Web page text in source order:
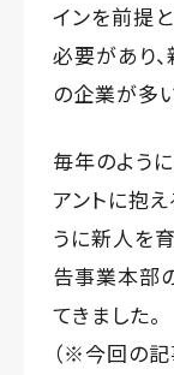
インを前提
必要があり
の企業が多
毎年のよう
アントに抱
うに新人を
告事業本部
てきました。
（※今回の記